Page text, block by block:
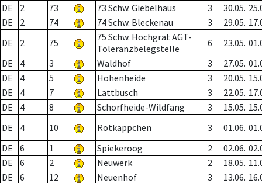
DE
2 73 73 Schw. Giebelhaus 3 30.05.
DE
2 74 74 Schw. Bleckenau 3 29.05.
DE
2 75
75 Schw. Hochgrat AGT-
Toleranzbelegstelle
6 23.05.
DE
4 3 Waldhof 3 27.05.
DE
4 5 Hohenheide 3 20.05.
DE
4 7 Lattbusch 3 22.05.
DE
4 8 Schorfheide-Wildfang 3 15.05.
DE
4 10 Rotkäppchen 3 01.06.
DE
6 1 Spiekeroog 2 02.06.
DE
6 2 Neuwerk 2 18.05.
DE
6 12 Neuenhof 3 13.06.